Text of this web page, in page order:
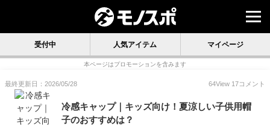
受付中 人気アイテム マイページ
本ページはプロモーションを含みます
最終更新日：2026/05/28 64View 17コメント
冷感キャップ｜キッズ向け！夏涼しい子供用帽
子のおすすめは？